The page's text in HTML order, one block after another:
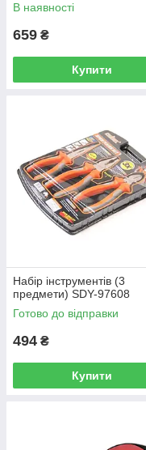
В наявності
659 ₴
Купити
Набір інструментів (3
предмети) SDY-97608
Готово до відправки
494 ₴
Купити